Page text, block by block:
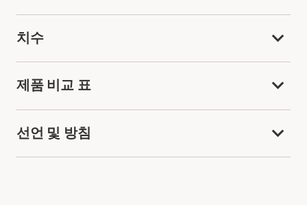
치수
제품 비교 표
선언 및 방침